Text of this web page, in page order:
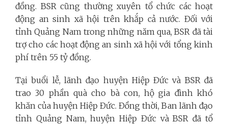
đồng. BSR cũng thường xuyên tổ chức các hoạt
động an sinh xã hội trên khắp cả nước. Đối với
tỉnh Quảng Nam trong những năm qua, BSR đã tài
trợ cho các hoạt động an sinh xã hội với tổng kinh
phí trên 55 tỷ đồng.
Tại buổi lễ, lãnh đạo huyện Hiệp Đức và BSR đã
trao 30 phần quà cho bà con, hộ gia đình khó
khăn của huyện Hiệp Đức. Đồng thời, Ban lãnh đạo
tỉnh Quảng Nam, huyện Hiệp Đức và BSR đã tổ